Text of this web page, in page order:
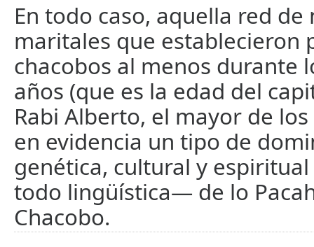
En todo caso, aquella red de
maritales que establecieron
chacobos al menos durante
años (que es la edad del
Rabi Alberto, el mayor de
en evidencia un tipo de
genética, cultural y
todo lingüística— de lo
Chacobo.